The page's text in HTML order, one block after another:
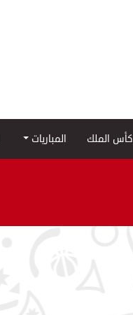
كأس الملك المباريات